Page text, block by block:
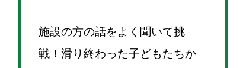
施設の方の話をよく聞いて挑
戦！滑り終わった子どもたちか